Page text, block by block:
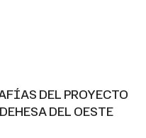
DEL PROYECTO
DEL OESTE